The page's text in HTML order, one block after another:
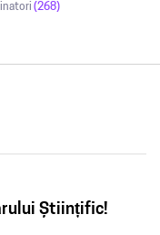
(268)
Științific!